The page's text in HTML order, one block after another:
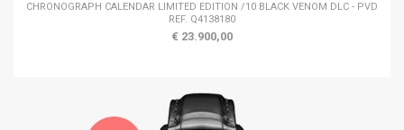
CHRONOGRAPH CALENDAR LIMITED EDITION /10 BLACK VENOM DLC - PVD
REF. Q4138180
€ 23.900,00